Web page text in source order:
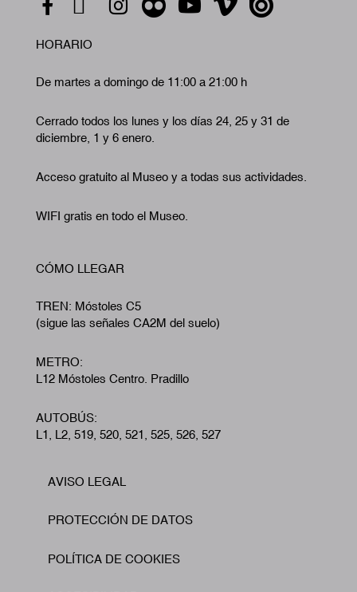
HORARIO
De martes a domingo de 11:00 a 21:00 h
Cerrado todos los lunes y los días 24, 25 y 31 de
diciembre, 1 y 6 enero.
Acceso gratuito al Museo y a todas sus actividades.
WIFI gratis en todo el Museo.
CÓMO LLEGAR
TREN: Móstoles C5
(sigue las señales CA2M del suelo)
METRO:
L12 Móstoles Centro. Pradillo
AUTOBÚS:
L1, L2, 519, 520, 521, 525, 526, 527
Footer
AVISO LEGAL
PROTECCIÓN DE DATOS
POLÍTICA DE COOKIES